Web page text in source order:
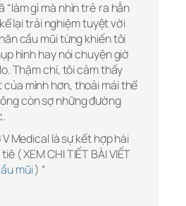
gì mà nhìn trẻ ra hẳn
lại trải nghiệm tuyệt vời
cầu mũi từng khiến tôi
hình hay nói chuyện giờ
Thậm chí, tôi cảm thấy
của mình hơn, thoải mái thể
còn sợ những đường
Medical là sự kết hợp hài
( XEM CHI TIẾT BÀI VIẾT
mũi) “